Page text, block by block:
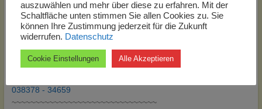
KONTAKT & INFO
Friedrich-Schiller-Straße 22
038378 - 34659
~~~~~~~~~~~~~~~~~~~~~~~~~~~~~~~
auszuwählen und mehr über diese zu erfahren. Mit der
Schaltfläche unten stimmen Sie allen Cookies zu. Sie
können Ihre Zustimmung jederzeit für die Zukunft
widerrufen. Datenschutz
Cookie Einstellungen Alle Akzeptieren